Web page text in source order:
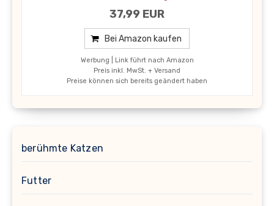
37,99 EUR
Bei Amazon kaufen
Werbung | Link führt nach Amazon
Preis inkl. MwSt. + Versand
Preise können sich bereits geändert haben
berühmte Katzen
Futter